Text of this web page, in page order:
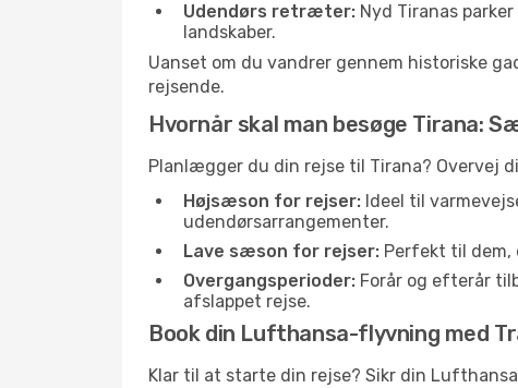
Udendørs retræter: Nyd Tiranas
landskaber.
Uanset om du vandrer gennem historiske
rejsende.
Hvornår skal man besøge Tirana:
Planlægger du din rejse til Tirana? Overvej
Højsæson for rejser: Ideel til
udendørsarrangementer.
Lave sæson for rejser: Perfekt til dem,
Overgangsperioder: Forår og efterår
afslappet rejse.
Book din Lufthansa-flyvning med
Klar til at starte din rejse? Sikr din